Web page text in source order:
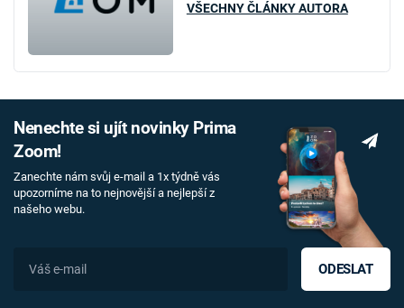
VŠECHNY ČLÁNKY AUTORA
Nenechte si ujít novinky Prima
Zoom!
Zanechte nám svůj e-mail a 1x týdně vás
upozorníme na to nejnovější a nejlepší z
našeho webu.
ODESLAT